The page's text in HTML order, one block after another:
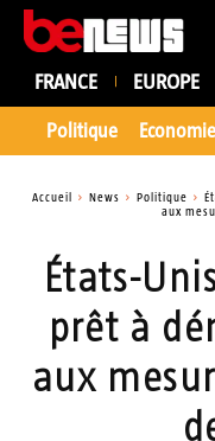
FRANCE EUROPE
Politique Economie
Accueil News Politique
aux
États-
prêt à
aux